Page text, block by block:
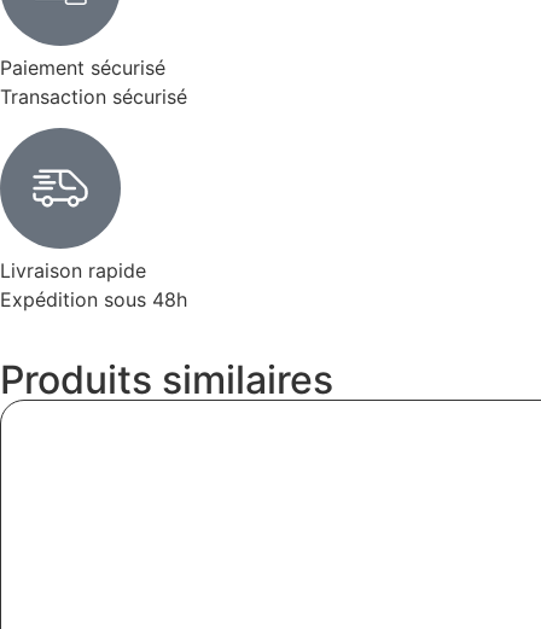
Paiement sécurisé
Transaction sécurisé
Livraison rapide
Expédition sous 48h
Produits similaires